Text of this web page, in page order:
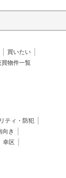
買いたい
買物件一覧
ティ・防犯
向き
幸区